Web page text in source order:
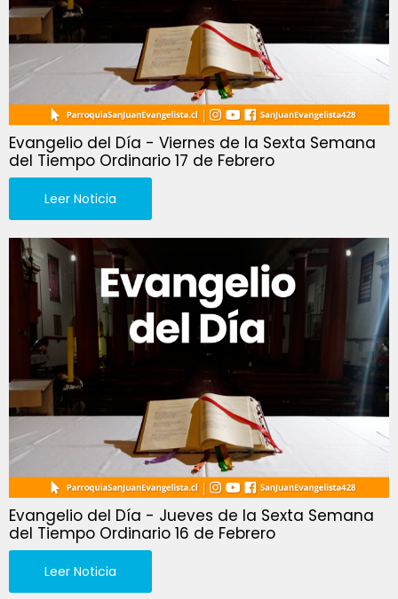
Evangelio del Día - Viernes de la Sexta Semana
del Tiempo Ordinario 17 de Febrero
Leer Noticia
Evangelio del Día - Jueves de la Sexta Semana
del Tiempo Ordinario 16 de Febrero
Leer Noticia